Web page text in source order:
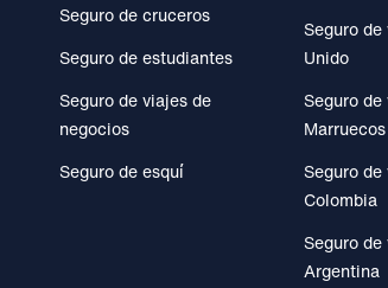
Seguro de cruceros
Seguro de estudiantes
Seguro de viajes de
negocios
Seguro de esquí
Seguro
Unido
Seguro
Marruecos
Seguro
Colombia
Seguro
Argentina